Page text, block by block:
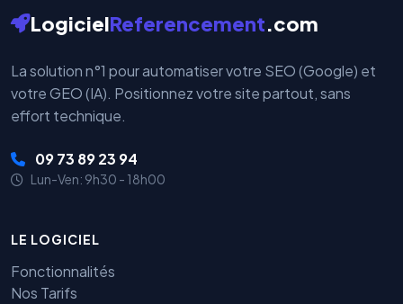
LogicielReferencement.com
La solution n°1 pour automatiser votre SEO (Google) et
votre GEO (IA). Positionnez votre site partout, sans
effort technique.
09 73 89 23 94
Lun-Ven: 9h30 - 18h00
LE LOGICIEL
Fonctionnalités
Nos Tarifs